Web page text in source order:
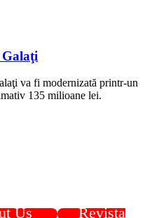
va fi modernizată printr-un
135 milioane lei.
Us
Revista